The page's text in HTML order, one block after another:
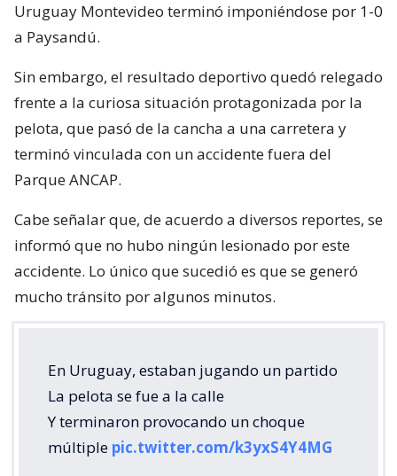
Uruguay Montevideo terminó imponiéndose por 1-0
a Paysandú.
Sin embargo, el resultado deportivo quedó relegado
frente a la curiosa situación protagonizada por la
pelota, que pasó de la cancha a una carretera y
terminó vinculada con un accidente fuera del
Parque ANCAP.
Cabe señalar que, de acuerdo a diversos reportes, se
informó que no hubo ningún lesionado por este
accidente. Lo único que sucedió es que se generó
mucho tránsito por algunos minutos.
En Uruguay, estaban jugando un partido
La pelota se fue a la calle
Y terminaron provocando un choque
múltiple pic.twitter.com/k3yxS4Y4MG